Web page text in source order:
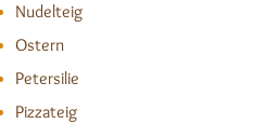
Nudelteig
Ostern
Petersilie
Pizzateig